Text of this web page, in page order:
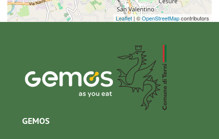
Leaflet | ©OpenStreetMapcontributors
GEMOS